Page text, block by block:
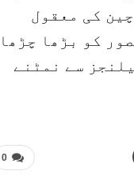
کی معقول
کو بڑھا چڑھا
سے نمٹنے
0